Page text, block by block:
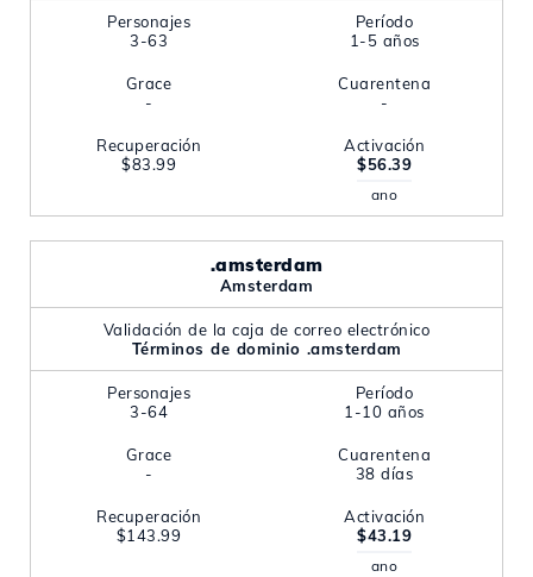
Personajes
3-63
Período
1-5 años
Grace
-
Cuarentena
-
Recuperación
$83.99
Activación
$56.39
ano
.amsterdam
Amsterdam
Validación de la caja de correo electrónico
Términos de dominio .amsterdam
Personajes
3-64
Período
1-10 años
Grace
-
Cuarentena
38 días
Recuperación
$143.99
Activación
$43.19
ano